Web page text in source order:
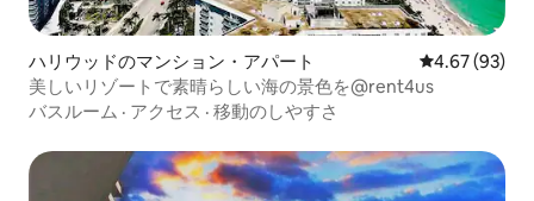
ハリウッドのマンション・アパート レビュー93
4.67 (93)
美しいリゾートで素晴らしい海の景色を@rent4us
バスルーム · アクセス · 移動のしやすさ